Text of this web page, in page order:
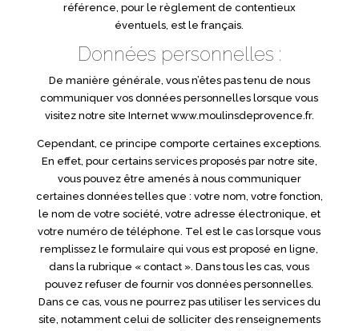
référence, pour le règlement de contentieux
éventuels, est le français.
Données personnelles :
De manière générale, vous n’êtes pas tenu de nous
communiquer vos données personnelles lorsque vous
visitez notre site Internet www.moulinsdeprovence.fr.
Cependant, ce principe comporte certaines exceptions.
En effet, pour certains services proposés par notre site,
vous pouvez être amenés à nous communiquer
certaines données telles que : votre nom, votre fonction,
le nom de votre société, votre adresse électronique, et
votre numéro de téléphone. Tel est le cas lorsque vous
remplissez le formulaire qui vous est proposé en ligne,
dans la rubrique « contact ». Dans tous les cas, vous
pouvez refuser de fournir vos données personnelles.
Dans ce cas, vous ne pourrez pas utiliser les services du
site, notamment celui de solliciter des renseignements